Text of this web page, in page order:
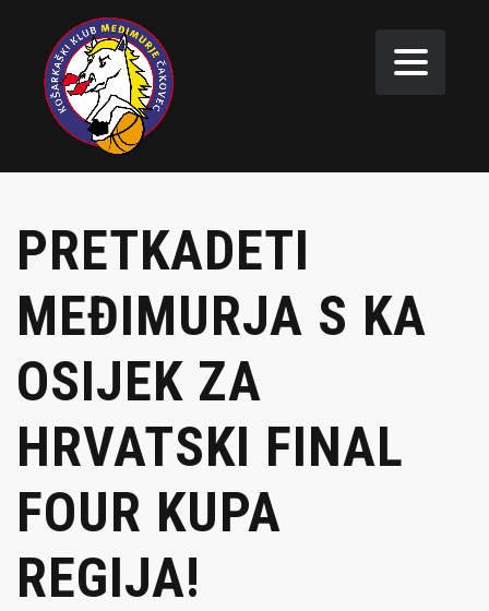
PRETKADETI
MEĐIMURJA S KA
OSIJEK ZA
HRVATSKI FINAL
FOUR KUPA
REGIJA!